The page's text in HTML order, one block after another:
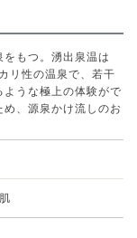
もつ。湧出泉温は
リ性の温泉で、若干
うな極上の体験がで
、源泉かけ流しのお